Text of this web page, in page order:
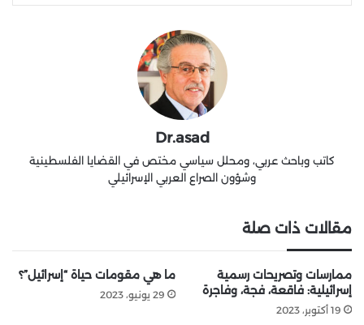
Dr.asad
كاتب وباحث عربي، ومحلل سياسي مختص في القضايا الفلسطينية
وشؤون الصراع العربي الإسرائيلي
مقالات ذات صلة
ممارسات وتصريحات رسمية
إسرائيلية: فاقعة، فجة، وفاجرة
19 أكتوبر، 2023
ما هي مقومات حياة “إسرائيل”؟
29 يونيو، 2023